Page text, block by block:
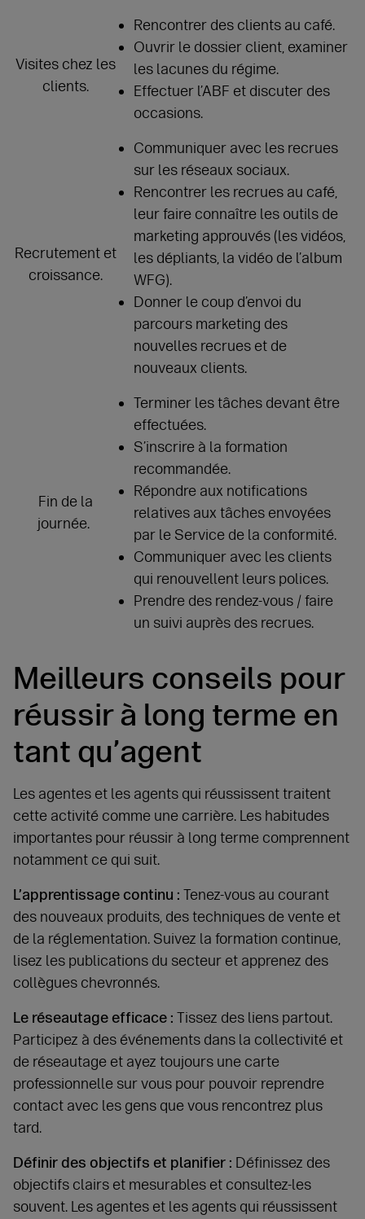
Visites chez les
clients.
Rencontrer des clients au café.
Ouvrir le dossier client, examiner
les lacunes du régime.
Effectuer l’ABF et discuter des
occasions.
Recrutement et
croissance.
Communiquer avec les recrues
sur les réseaux sociaux.
Rencontrer les recrues au café,
leur faire connaître les outils de
marketing approuvés (les vidéos,
les dépliants, la vidéo de l’album
WFG).
Donner le coup d’envoi du
parcours marketing des
nouvelles recrues et de
nouveaux clients.
Fin de la
journée.
Terminer les tâches devant être
effectuées.
S’inscrire à la formation
recommandée.
Répondre aux notifications
relatives aux tâches envoyées
par le Service de la conformité.
Communiquer avec les clients
qui renouvellent leurs polices.
Prendre des rendez-vous / faire
un suivi auprès des recrues.
Meilleurs conseils pour
réussir à long terme en
tant qu’agent
Les agentes et les agents qui réussissent traitent
cette activité comme une carrière. Les habitudes
importantes pour réussir à long terme comprennent
notamment ce qui suit.
L’apprentissage continu : Tenez-vous au courant
des nouveaux produits, des techniques de vente et
de la réglementation. Suivez la formation continue,
lisez les publications du secteur et apprenez des
collègues chevronnés.
Le réseautage efficace : Tissez des liens partout.
Participez à des événements dans la collectivité et
de réseautage et ayez toujours une carte
professionnelle sur vous pour pouvoir reprendre
contact avec les gens que vous rencontrez plus
tard.
Définir des objectifs et planifier : Définissez des
objectifs clairs et mesurables et consultez-les
souvent. Les agentes et les agents qui réussissent